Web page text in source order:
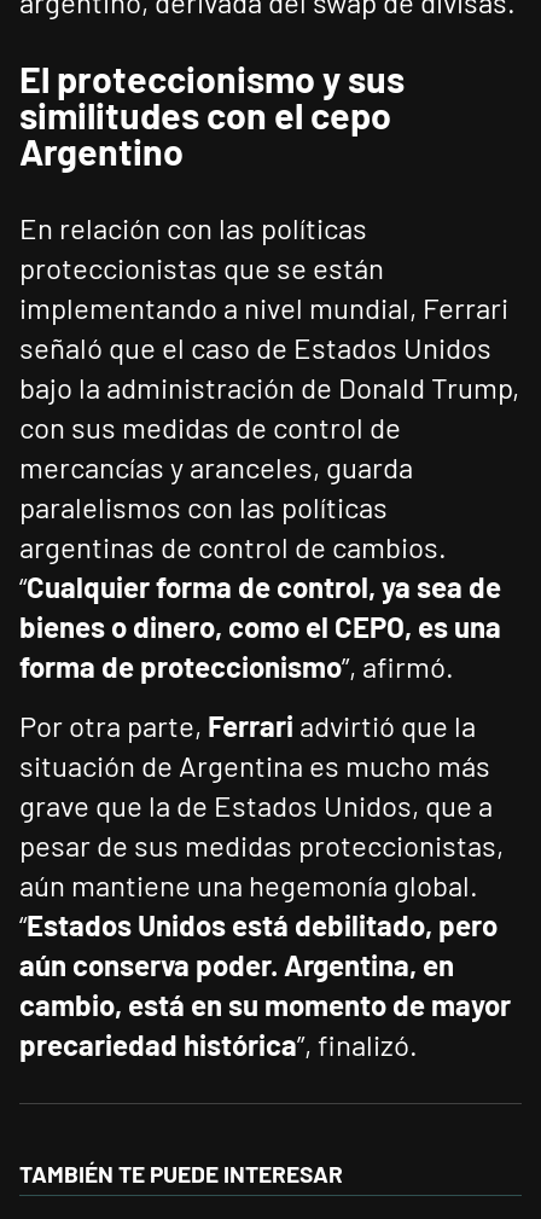
El proteccionismo y sus
similitudes con el cepo
Argentino
En relación con las políticas
proteccionistas que se están
implementando a nivel mundial, Ferrari
señaló que el caso de Estados Unidos
bajo la administración de Donald Trump,
con sus medidas de control de
mercancías y aranceles, guarda
paralelismos con las políticas
argentinas de control de cambios.
“Cualquier forma de control, ya sea de
bienes o dinero, como el CEPO, es una
forma de proteccionismo”, afirmó.
Por otra parte, Ferrari advirtió que la
situación de Argentina es mucho más
grave que la de Estados Unidos, que a
pesar de sus medidas proteccionistas,
aún mantiene una hegemonía global.
“Estados Unidos está debilitado, pero
aún conserva poder. Argentina, en
cambio, está en su momento de mayor
precariedad histórica”, finalizó.
TAMBIÉN TE PUEDE INTERESAR